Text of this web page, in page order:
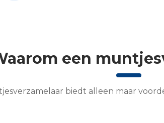
een
biedt alleen maar